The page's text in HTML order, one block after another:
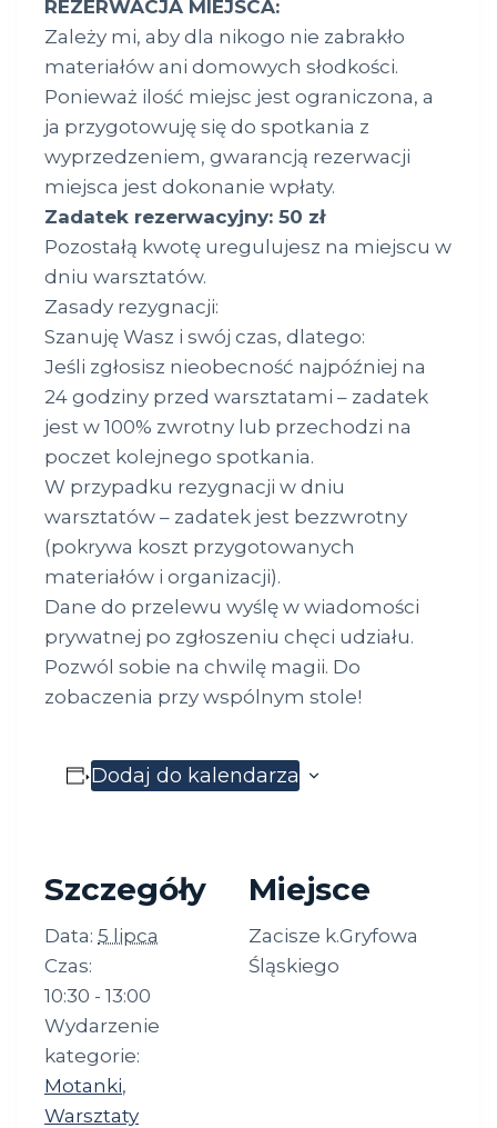
REZERWACJA MIEJSCA:
Zależy mi, aby dla nikogo nie zabrakło
materiałów ani domowych słodkości.
Ponieważ ilość miejsc jest ograniczona, a
ja przygotowuję się do spotkania z
wyprzedzeniem, gwarancją rezerwacji
miejsca jest dokonanie wpłaty.
Zadatek rezerwacyjny: 50 zł
Pozostałą kwotę uregulujesz na miejscu w
dniu warsztatów.
Zasady rezygnacji:
Szanuję Wasz i swój czas, dlatego:
Jeśli zgłosisz nieobecność najpóźniej na
24 godziny przed warsztatami – zadatek
jest w 100% zwrotny lub przechodzi na
poczet kolejnego spotkania.
W przypadku rezygnacji w dniu
warsztatów – zadatek jest bezzwrotny
(pokrywa koszt przygotowanych
materiałów i organizacji).
Dane do przelewu wyślę w wiadomości
prywatnej po zgłoszeniu chęci udziału.
Pozwól sobie na chwilę magii. Do
zobaczenia przy wspólnym stole!
Dodaj do kalendarza
Szczegóły
Data: 5 lipca
Czas:
10:30 - 13:00
Wydarzenie
kategorie:
Motanki,
Warsztaty
Miejsce
Zacisze k.Gryfowa
Śląskiego